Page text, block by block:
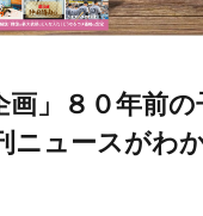
画」８０年前の
ニュースがわ